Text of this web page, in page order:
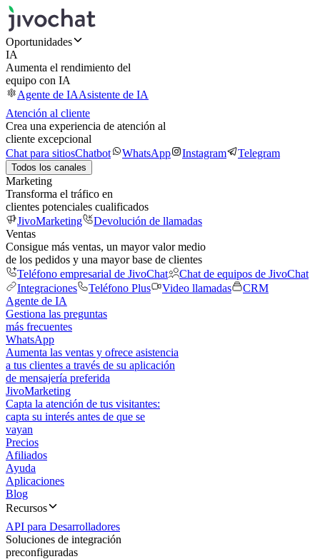
Oportunidades
IA
Aumenta el rendimiento del
equipo con IA
Agente de IAAsistente de IA
Atención al cliente
Crea una experiencia de atención al
cliente excepcional
Chat para sitiosChatbot WhatsApp Instagram Telegram
Todos los canales
Marketing
Transforma el tráfico en
clientes potenciales cualificados
JivoMarketing
Devolución de llamadas
Ventas
Consigue más ventas, un mayor valor medio
de los pedidos y una mayor base de clientes
Teléfono empresarial de JivoChat
Chat de equipos de JivoChat
Integraciones
Teléfono Plus Video llamadas
CRM
Agente de IA
Gestiona las preguntas
más frecuentes
WhatsApp
Aumenta las ventas y ofrece asistencia
a tus clientes a través de su aplicación
de mensajería preferida
JivoMarketing
Capta la atención de tus visitantes:
capta su interés antes de que se
vayan
Precios
Afiliados
Ayuda
Aplicaciones
Blog
Recursos
API para Desarrolladores
Soluciones de integración
preconfiguradas